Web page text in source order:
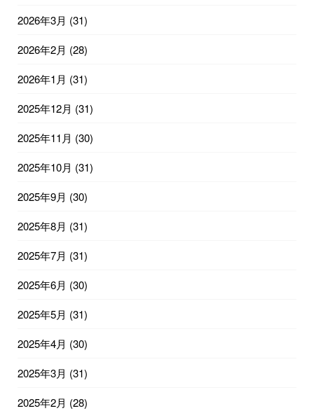
2026年3月 (31)
2026年2月 (28)
2026年1月 (31)
2025年12月 (31)
2025年11月 (30)
2025年10月 (31)
2025年9月 (30)
2025年8月 (31)
2025年7月 (31)
2025年6月 (30)
2025年5月 (31)
2025年4月 (30)
2025年3月 (31)
2025年2月 (28)